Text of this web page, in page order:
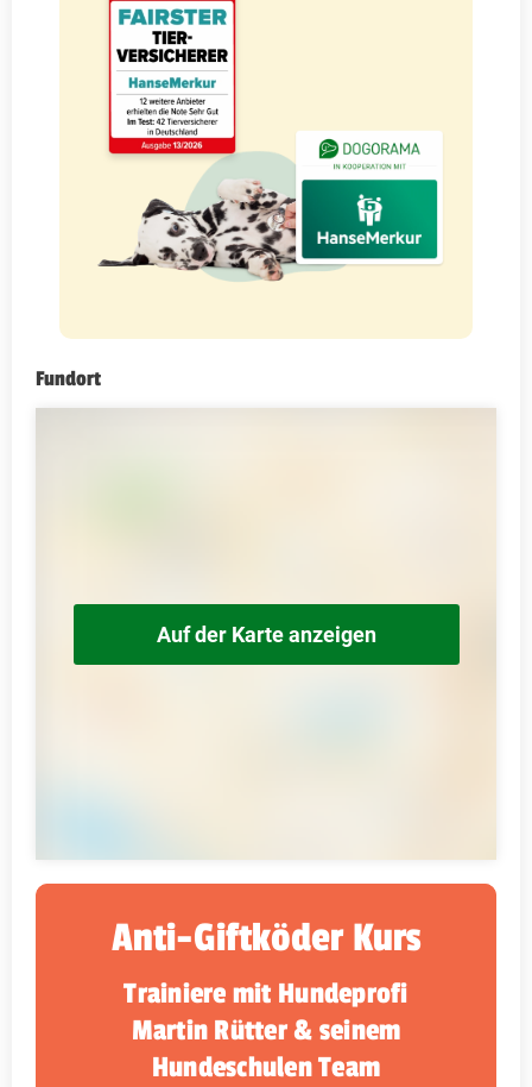
Fundort
Auf der Karte anzeigen
Anti-Giftköder Kurs
Trainiere mit Hundeprofi
Martin Rütter & seinem
Hundeschulen Team